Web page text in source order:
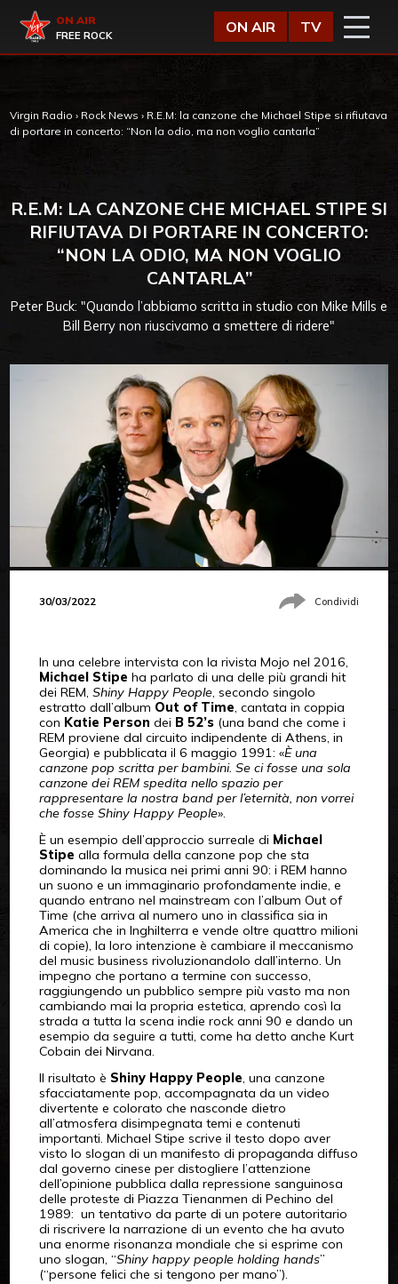
Virgin Radio
ON AIR
FREE ROCK
ON AIR TV
Virgin Radio › Rock News › R.E.M: la canzone che Michael Stipe si rifiutava
di portare in concerto: “Non la odio, ma non voglio cantarla”
R.E.M: LA CANZONE CHE MICHAEL STIPE SI
RIFIUTAVA DI PORTARE IN CONCERTO:
“NON LA ODIO, MA NON VOGLIO
CANTARLA”
Peter Buck: "Quando l’abbiamo scritta in studio con Mike Mills e
Bill Berry non riuscivamo a smettere di ridere"
30/03/2022 Condividi
In una celebre intervista con la rivista Mojo nel 2016,
Michael Stipe ha parlato di una delle più grandi hit
dei REM, Shiny Happy People, secondo singolo
estratto dall’album Out of Time, cantata in coppia
con Katie Person dei B 52’s(una band che come i
REM proviene dal circuito indipendente di Athens, in
Georgia) e pubblicata il 6 maggio 1991: «È una
canzone pop scritta per bambini. Se ci fosse una sola
canzone dei REM spedita nello spazio per
rappresentare la nostra band per l’eternità, non vorrei
che fosse Shiny Happy People».
È un esempio dell’approccio surreale di Michael
Stipe alla formula della canzone pop che sta
dominando la musica nei primi anni 90: i REM hanno
un suono e un immaginario profondamente indie, e
quando entrano nel mainstream con l’album Out of
Time (che arriva al numero uno in classifica sia in
America che in Inghilterra e vende oltre quattro milioni
di copie), la loro intenzione è cambiare il meccanismo
del music business rivoluzionandolo dall’interno. Un
impegno che portano a termine con successo,
raggiungendo un pubblico sempre più vasto ma non
cambiando mai la propria estetica, aprendo così la
strada a tutta la scena indie rock anni 90 e dando un
esempio da seguire a tutti, come ha detto anche Kurt
Cobain dei Nirvana.
Il risultato è Shiny Happy People, una canzone
sfacciatamente pop, accompagnata da un video
divertente e colorato che nasconde dietro
all’atmosfera disimpegnata temi e contenuti
importanti. Michael Stipe scrive il testo dopo aver
visto lo slogan di un manifesto di propaganda diffuso
dal governo cinese per distogliere l’attenzione
dell’opinione pubblica dalla repressione sanguinosa
delle proteste di Piazza Tienanmen di Pechino del
1989: un tentativo da parte di un potere autoritario
di riscrivere la narrazione di un evento che ha avuto
una enorme risonanza mondiale che si esprime con
uno slogan, “Shiny happy people holding hands”
(“persone felici che si tengono per mano”).